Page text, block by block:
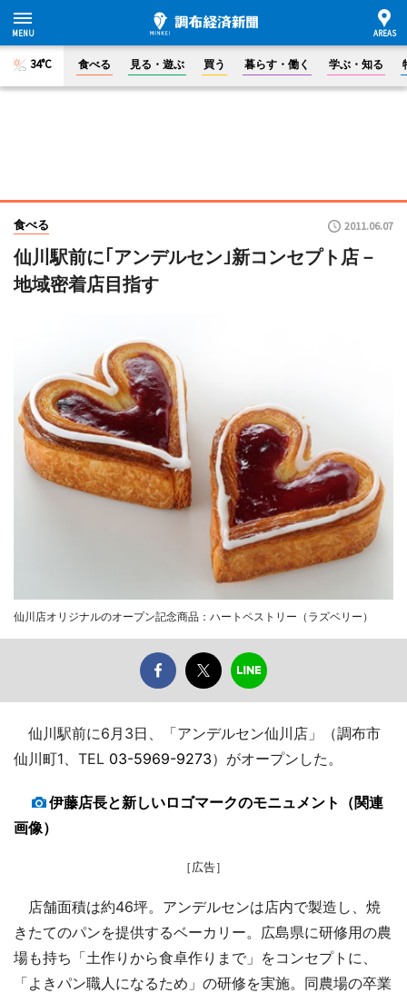
34°C 食べる 見る・遊ぶ 買う 暮らす・働く 学ぶ・知る
食べる 2011.06.07
仙川駅前に｢アンデルセン｣新コンセプト店－
地域密着店目指す
仙川店オリジナルのオープン記念商品：ハートペストリー（ラズベリー）
仙川駅前に6月3日、「アンデルセン仙川店」（調布市
仙川町1、TEL 03-5969-9273）がオープンした。
伊藤店長と新しいロゴマークのモニュメント（関連
画像）
［広告］
店舗面積は約46坪。アンデルセンは店内で製造し、焼
きたてのパンを提供するベーカリー。広島県に研修用の農
場も持ち「土作りから食卓作りまで」をコンセプトに、
「よきパン職人になるため」の研修を実施。同農場の卒業